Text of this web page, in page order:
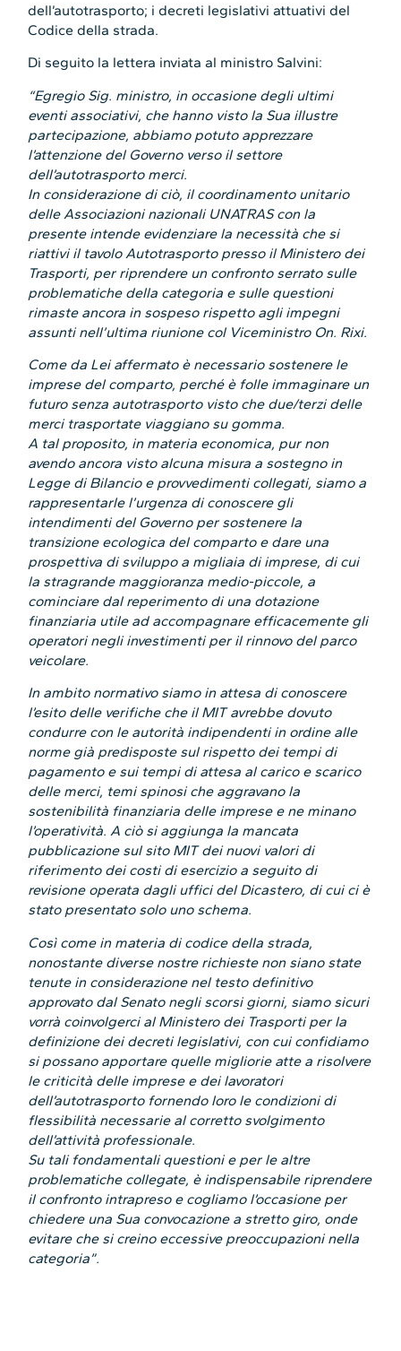
dell’autotrasporto; i decreti legislativi attuativi del
Codice della strada.
Di seguito la lettera inviata al ministro Salvini:
“Egregio Sig. ministro, in occasione degli ultimi
eventi associativi, che hanno visto la Sua illustre
partecipazione, abbiamo potuto apprezzare
l’attenzione del Governo verso il settore
dell’autotrasporto merci.
In considerazione di ciò, il coordinamento unitario
delle Associazioni nazionali UNATRAS con la
presente intende evidenziare la necessità che si
riattivi il tavolo Autotrasporto presso il Ministero dei
Trasporti, per riprendere un confronto serrato sulle
problematiche della categoria e sulle questioni
rimaste ancora in sospeso rispetto agli impegni
assunti nell’ultima riunione col Viceministro On. Rixi.
Come da Lei affermato è necessario sostenere le
imprese del comparto, perché è folle immaginare un
futuro senza autotrasporto visto che due/terzi delle
merci trasportate viaggiano su gomma.
A tal proposito, in materia economica, pur non
avendo ancora visto alcuna misura a sostegno in
Legge di Bilancio e provvedimenti collegati, siamo a
rappresentarle l’urgenza di conoscere gli
intendimenti del Governo per sostenere la
transizione ecologica del comparto e dare una
prospettiva di sviluppo a migliaia di imprese, di cui
la stragrande maggioranza medio-piccole, a
cominciare dal reperimento di una dotazione
finanziaria utile ad accompagnare efficacemente gli
operatori negli investimenti per il rinnovo del parco
veicolare.
In ambito normativo siamo in attesa di conoscere
l’esito delle verifiche che il MIT avrebbe dovuto
condurre con le autorità indipendenti in ordine alle
norme già predisposte sul rispetto dei tempi di
pagamento e sui tempi di attesa al carico e scarico
delle merci, temi spinosi che aggravano la
sostenibilità finanziaria delle imprese e ne minano
l’operatività. A ciò si aggiunga la mancata
pubblicazione sul sito MIT dei nuovi valori di
riferimento dei costi di esercizio a seguito di
revisione operata dagli uffici del Dicastero, di cui ci è
stato presentato solo uno schema.
Così come in materia di codice della strada,
nonostante diverse nostre richieste non siano state
tenute in considerazione nel testo definitivo
approvato dal Senato negli scorsi giorni, siamo sicuri
vorrà coinvolgerci al Ministero dei Trasporti per la
definizione dei decreti legislativi, con cui confidiamo
si possano apportare quelle migliorie atte a risolvere
le criticità delle imprese e dei lavoratori
dell’autotrasporto fornendo loro le condizioni di
flessibilità necessarie al corretto svolgimento
dell’attività professionale.
Su tali fondamentali questioni e per le altre
problematiche collegate, è indispensabile riprendere
il confronto intrapreso e cogliamo l’occasione per
chiedere una Sua convocazione a stretto giro, onde
evitare che si creino eccessive preoccupazioni nella
categoria”.